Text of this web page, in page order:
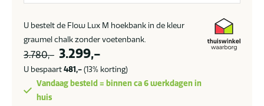
U bestelt de Flow Lux M hoekbank in de kleur
graumel chalk zonder voetenbank.
3.780,- Oorspronkelijke
prijs
was:
3.299,-
prijs
is:
U bespaart481,-(13% korting)
Vandaag besteld = binnen ca 6 werkdagen in
huis